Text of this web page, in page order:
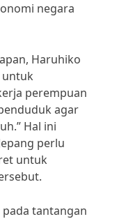
negara
Haruhiko
untuk
perempuan
agar
Hal ini
perlu
untuk
pada tantangan